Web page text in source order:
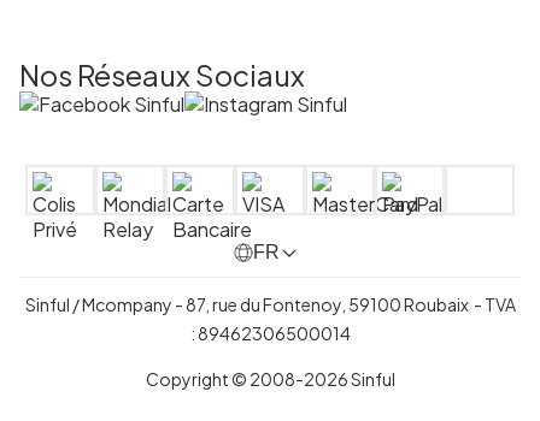
Nos Réseaux Sociaux
FR
Sinful / Mcompany - 87, rue du Fontenoy, 59100 Roubaix - TVA
: 89462306500014
Copyright © 2008-2026 Sinful